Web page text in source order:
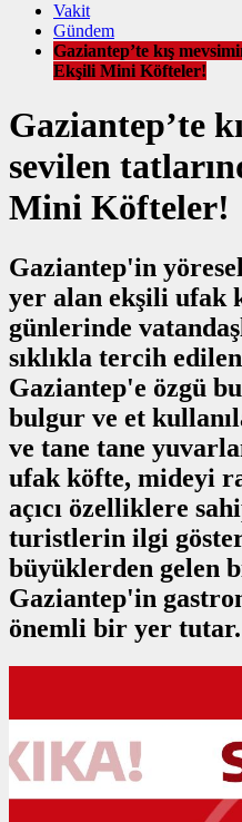
Vakit
Gündem
Gaziantep’te kış
Ekşili Mini Köfteler!
Gaziantep’te
sevilen
Mini Köfteler!
Gaziantep'in
yer alan ekşili ufak
günlerinde
sıklıkla tercih
Gaziantep'e özgü
bulgur ve et
ve tane tane
ufak köfte, mideyi
açıcı özelliklere
turistlerin ilgi
büyüklerden gelen
Gaziantep'in
önemli bir yer tutar.